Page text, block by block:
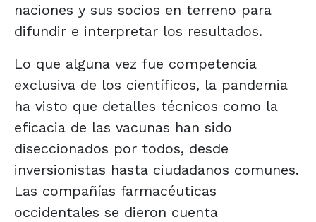
naciones y sus socios en terreno para
difundir e interpretar los resultados.
Lo que alguna vez fue competencia
exclusiva de los científicos, la pandemia
ha visto que detalles técnicos como la
eficacia de las vacunas han sido
diseccionados por todos, desde
inversionistas hasta ciudadanos comunes.
Las compañías farmacéuticas
occidentales se dieron cuenta